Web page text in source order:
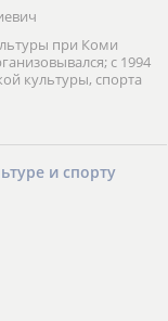
при Коми
с 1994
культуры, спорта
и спорту